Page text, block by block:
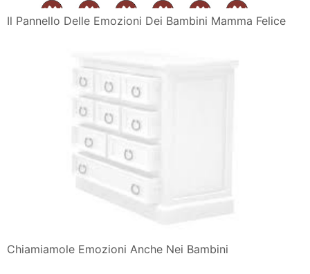
Il Pannello Delle Emozioni Dei Bambini Mamma Felice
Chiamiamole Emozioni Anche Nei Bambini